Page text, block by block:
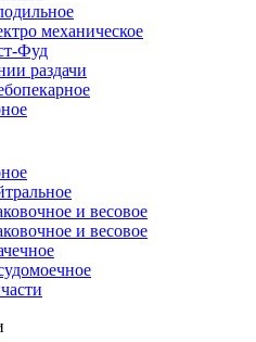
механическое
Фуд
раздачи
и весовое
и весовое